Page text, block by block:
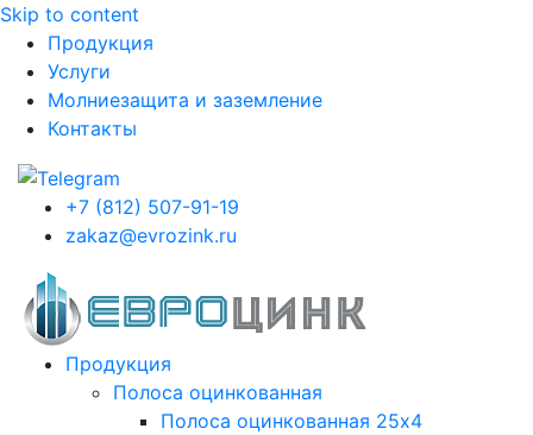
Skip to content
Продукция
Услуги
Молниезащита и заземление
Контакты
+7 (812) 507-91-19
zakaz@evrozink.ru
Продукция
Полоса оцинкованная
Полоса оцинкованная 25х4